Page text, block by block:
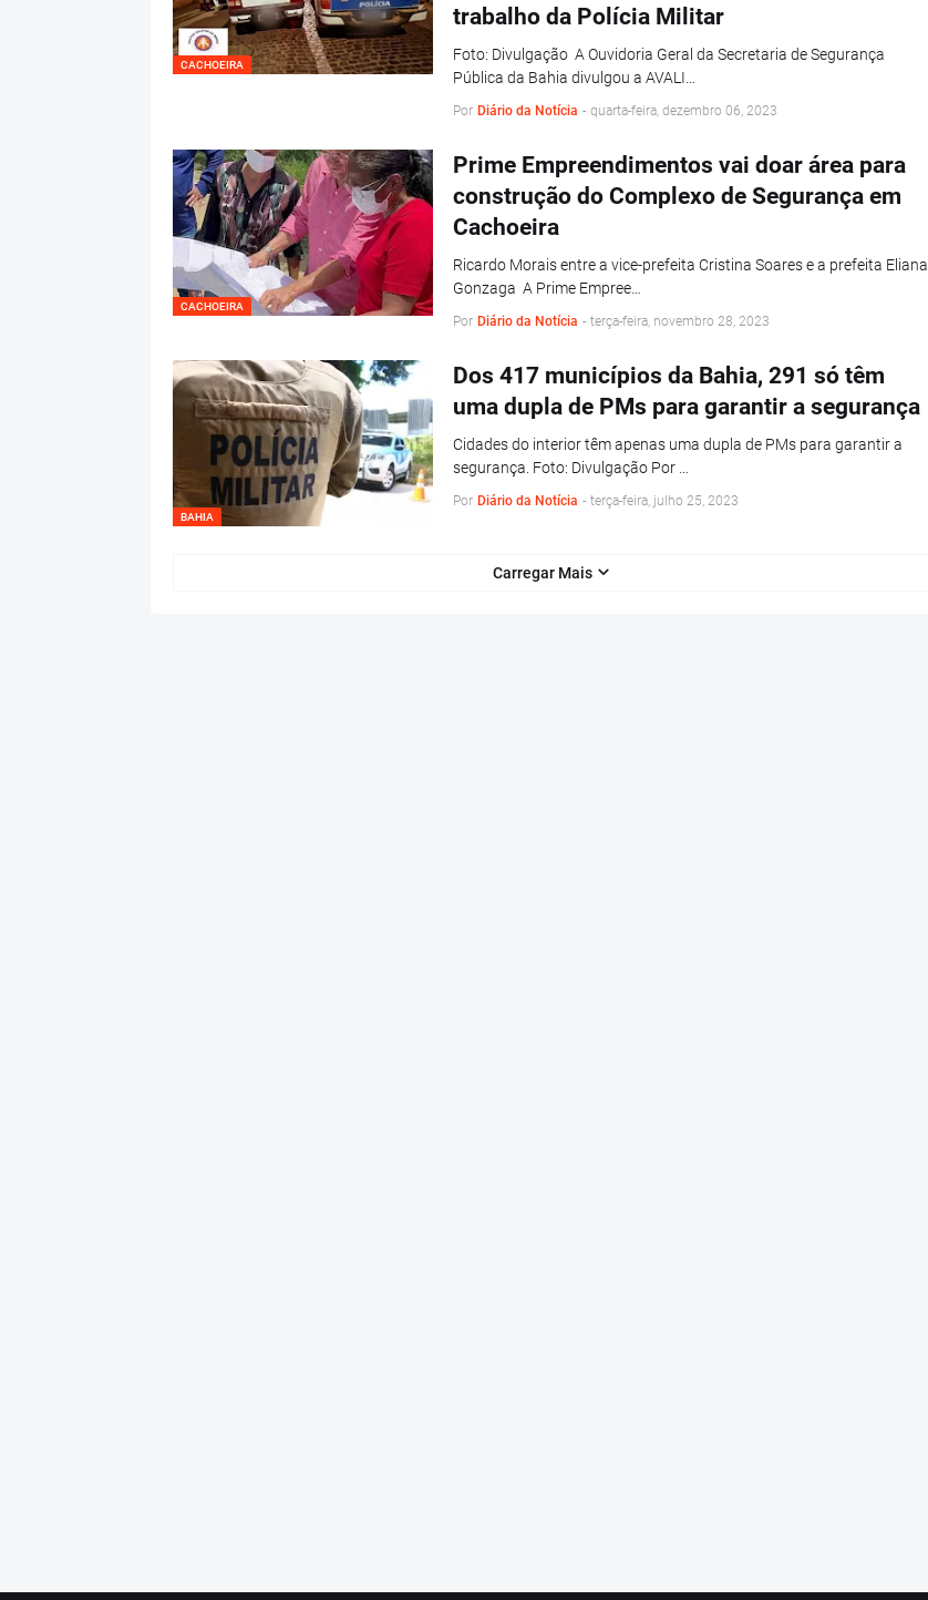
CACHOEIRA
trabalho da Polícia Militar
Foto: Divulgação A Ouvidoria Geral da Secretaria de Segurança
Pública da Bahia divulgou a AVALI…
Por Diário da Notícia - quarta-feira, dezembro 06, 2023
CACHOEIRA
Prime Empreendimentos vai doar área para
construção do Complexo de Segurança em
Cachoeira
Ricardo Morais entre a vice-prefeita Cristina Soares e a prefeita Eliana
Gonzaga A Prime Empree…
Por Diário da Notícia - terça-feira, novembro 28, 2023
BAHIA
Dos 417 municípios da Bahia, 291 só têm
uma dupla de PMs para garantir a segurança
Cidades do interior têm apenas uma dupla de PMs para garantir a
segurança. Foto: Divulgação Por …
Por Diário da Notícia - terça-feira, julho 25, 2023
Carregar Mais